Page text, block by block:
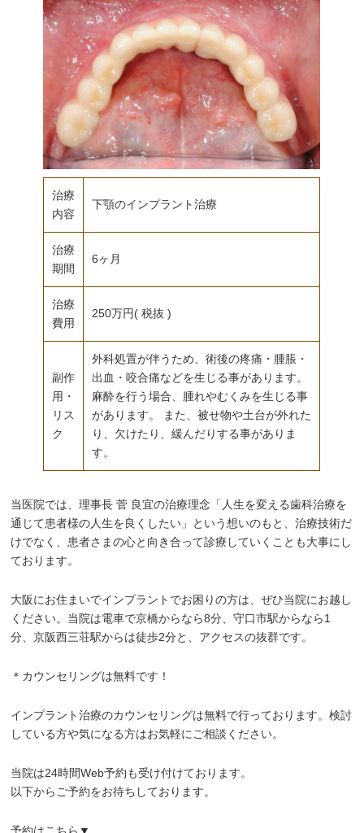
治療
内容
下顎のインプラント治療
治療
期間
6ヶ月
治療
費用
250万円( 税抜 )
副作
用・
リス
ク
外科処置が伴うため、術後の疼痛・腫脹・
出血・咬合痛などを生じる事があります。
麻酔を行う場合、腫れやむくみを生じる事
があります。 また、被せ物や土台が外れた
り、欠けたり、緩んだりする事がありま
す。
当医院では、理事長 菅 良宜の治療理念「人生を変える歯科治療を
通じて患者様の人生を良くしたい」という想いのもと、治療技術だ
けでなく、患者さまの心と向き合って診療していくことも大事にし
ております。
大阪にお住まいでインプラントでお困りの方は、ぜひ当院にお越し
ください。当院は電車で京橋からなら8分、守口市駅からなら1
分、京阪西三荘駅からは徒歩2分と、アクセスの抜群です。
＊カウンセリングは無料です！
インプラント治療のカウンセリングは無料で行っております。検討
している方や気になる方はお気軽にご相談ください。
当院は24時間Web予約も受け付けております。
以下からご予約をお待ちしております。
予約はこちら▼